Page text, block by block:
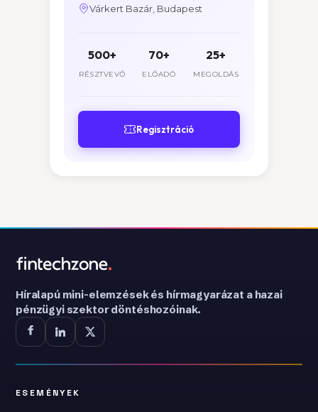
Várkert Bazár, Budapest
500+
RÉSZTVEVŐ
70+
ELŐADÓ
25+
MEGOLDÁS
Regisztráció
Híralapú mini-elemzések és hírmagyarázat a hazai
pénzügyi szektor döntéshozóinak.
ESEMÉNYEK